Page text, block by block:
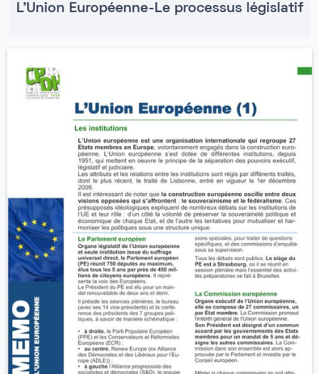
L'Union Européenne-Le processus législatif